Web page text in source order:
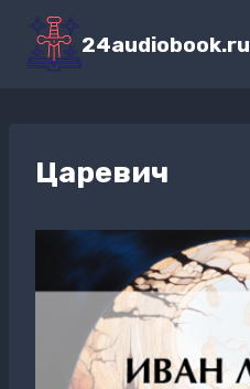
Перейти
содержимому
24audiobook.ru
Царевич